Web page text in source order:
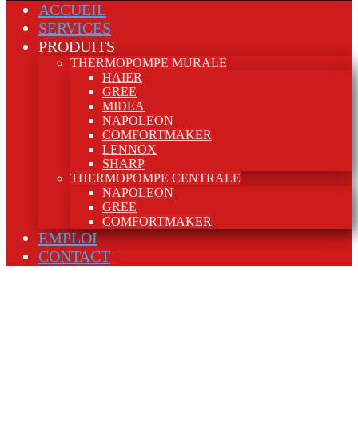
ACCUEIL
SERVICES
PRODUITS
THERMOPOMPE MURALE
HAIER
GREE
MIDEA
NAPOLEON
COMFORTMAKER
LENNOX
SHARP
THERMOPOMPE CENTRALE
NAPOLEON
GREE
COMFORTMAKER
EMPLOI
CONTACT